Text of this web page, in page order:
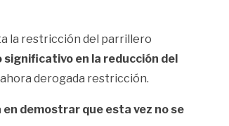
la restricción del parrillero
significativo en la reducción del
derogada restricción.
demostrar que esta vez no se